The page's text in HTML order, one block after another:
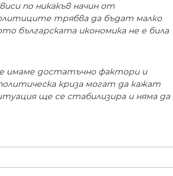
по никакъв начин от
трябва да бъдат малко
българската икономика не е била
имаме достатъчно фактори и
криза могат да кажат
ще се стабилизира и няма да